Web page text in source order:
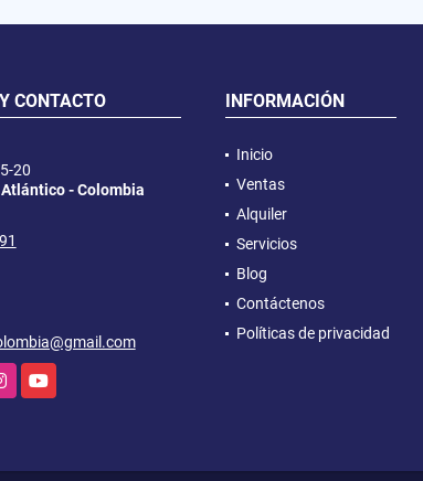
CONTACTO
20
- Colombia
YouTube
INFORMACIÓN
Inicio
Ventas
Alquiler
Servicios
Blog
Contáctenos
Políticas de privacidad